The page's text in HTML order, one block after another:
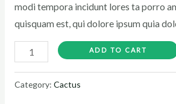
modi tempora incidunt lores ta porro
quisquam est, qui dolore ipsum quia
ADD TO CART
Category: Cactus